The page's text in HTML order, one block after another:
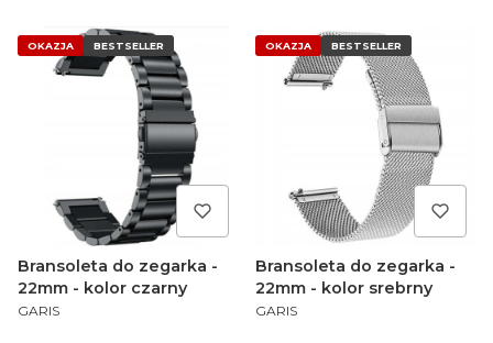
OKAZJA BESTSELLER
Bransoleta do zegarka -
22mm - kolor czarny
PRODUCENT
GARIS
OKAZJA BESTSELLER
Bransoleta do zegarka -
22mm - kolor srebrny
PRODUCENT
GARIS